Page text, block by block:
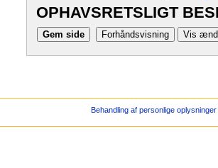
OPHAVSRETSLIGT
Behandling af personlige oplysninger